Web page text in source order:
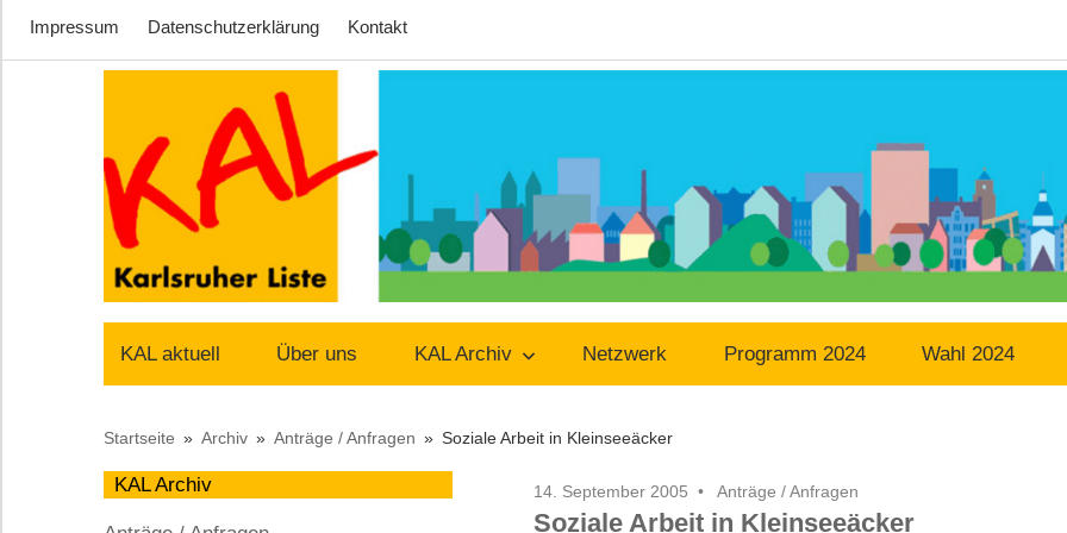
Impressum Datenschutzerklärung Kontakt
Zum
springen
Karlsruher
Liste
–
auf
KAL aktuell Über uns KAL Archiv Netzwerk Programm 2024 Wahl 2024
Startseite Archiv Anträge / Anfragen Soziale Arbeit in Kleinseeäcker
14. September 2005 Anträge / Anfragen
Soziale Arbeit in Kleinseeäcker
KAL Archiv